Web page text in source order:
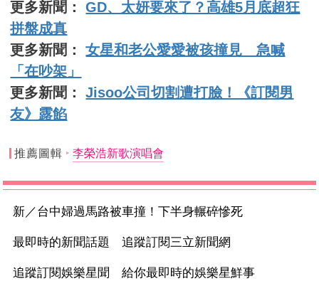
更多新聞：GD、太妍要來了？高雄5月底超狂
拼盤成真
更多新聞：女星和老公愛愛被孩撞見 急喊
「在吵架」
更多新聞：Jisoo公司切割遭打臉！《訂閱男
友》露餡
推薦圖輯 李榮浩新歌演唱會
新／台中婦過馬路被車撞！下半身輾碎慘死
最即時的新聞話題 追蹤訂閱三立新聞網
追蹤訂閱娛樂星聞 給你最即時的娛樂星鮮事